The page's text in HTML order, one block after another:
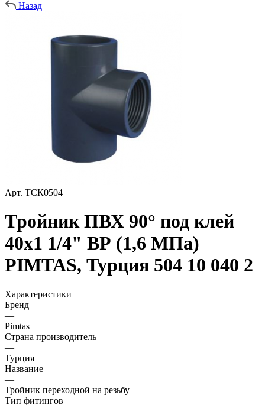
Назад
Арт. ТСК0504
Тройник ПВХ 90° под клей
40х1 1/4" ВР (1,6 МПа)
PIMTAS, Турция 504 10 040 2
Характеристики
Бренд
—
Pimtas
Страна производитель
—
Турция
Название
—
Тройник переходной на резьбу
Тип фитингов